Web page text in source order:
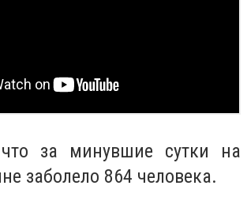
за минувшие сутки на
заболело 864 человека.